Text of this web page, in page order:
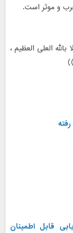
و موثر است.
العلى العظیم ،
قابل اطمینان